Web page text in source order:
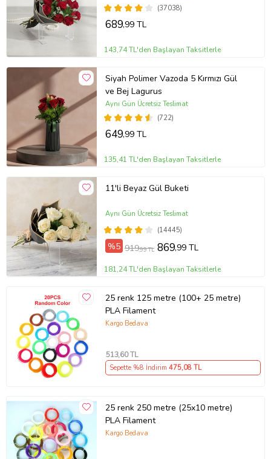
(37038)
689,99 TL
143,74 TL'den Başlayan Taksitlerle
Siyah Polimer Vazoda 5 Kırmızı Gül
ve Bej Lagurus
(722)
Aynı Gün Ücretsiz Teslimat
649,99 TL
135,41 TL'den Başlayan Taksitlerle
11'li Beyaz Gül Buketi
(14445)
Aynı Gün Ücretsiz Teslimat
%5 919,99 TL 869,99 TL
181,24 TL'den Başlayan Taksitlerle
25 renk 125 metre (100+ 25 metre)
PLA Filament
Kargo Bedava
513,60 TL
Sepette %8 İndirim 475,08 TL
25 renk 250 metre (25x10 metre)
PLA Filament
Kargo Bedava